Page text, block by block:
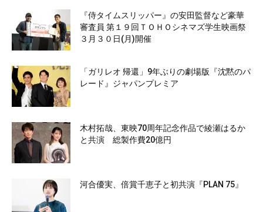
『侍タイムスリッパー』の安田監督など豪華
審査員 第１９回ＴＯＨＯシネマズ学生映画祭
３月３０日(月)開催
「ガリレオ 帰還」9年ぶりの劇場版『沈黙のパ
レード』ジャパンプレミア
木村拓哉、東映70周年記念作品で綾瀬はるか
と共演 総製作費20億円
河合優実、倍賞千恵子と初共演『PLAN 75』